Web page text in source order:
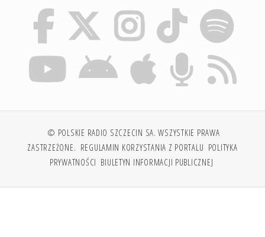
© POLSKIE RADIO SZCZECIN SA. WSZYSTKIE PRAWA
ZASTRZEŻONE. REGULAMIN KORZYSTANIA Z PORTALU POLITYKA
PRYWATNOŚCI BIULETYN INFORMACJI PUBLICZNEJ